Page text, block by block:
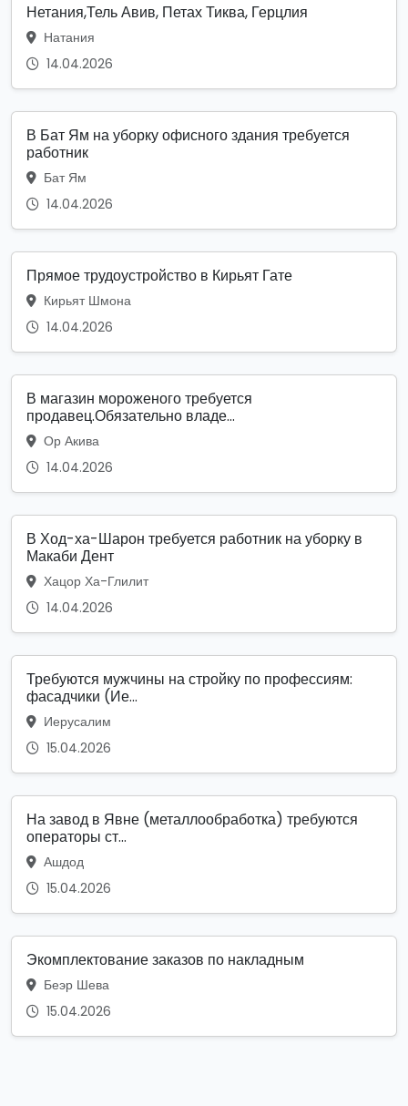
Нетания,Тель Авив, Петах Тиква, Герцлия
Натания
14.04.2026
В Бат Ям на уборку офисного здания требуется
работник
Бат Ям
14.04.2026
Прямое трудоустройство в Кирьят Гате
Кирьят Шмона
14.04.2026
В магазин мороженого требуется
продавец.Обязательно владе...
Ор Акива
14.04.2026
В Ход-ха-Шарон требуется работник на уборку в
Макаби Дент
Хацор Ха-Глилит
14.04.2026
Требуются мужчины на стройку по профессиям:
фасадчики (Ие...
Иерусалим
15.04.2026
На завод в Явне (металлообработка) требуются
операторы ст...
Ашдод
15.04.2026
Экомплектование заказов по накладным
Беэр Шева
15.04.2026